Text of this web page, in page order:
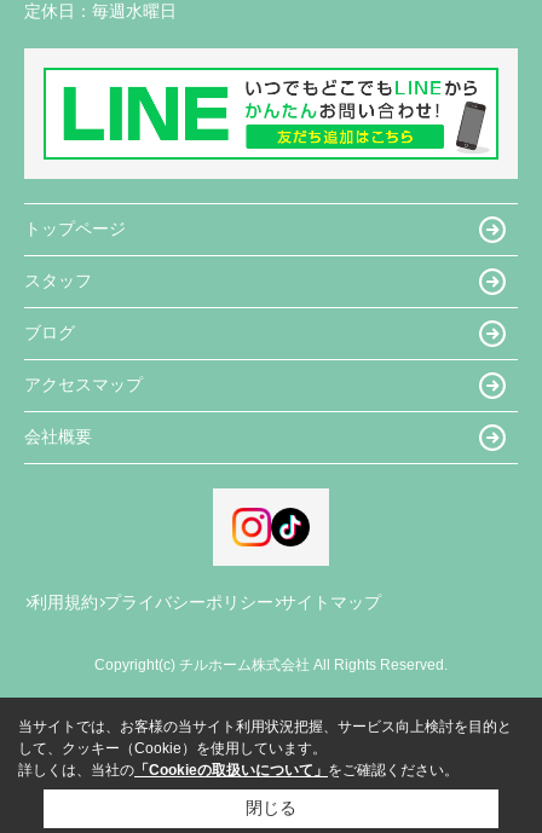
定休日： 毎週水曜日
トップページ
スタッフ
ブログ
アクセスマップ
会社概要
利用規約 プライバシーポリシー サイトマップ
Copyright(c) チルホーム株式会社 All Rights Reserved.
当サイトでは、お客様の当サイト利用状況把握、サービス向上検討を目的と
して、クッキー（Cookie）を使用しています。
詳しくは、当社の 「Cookieの取扱いについて」 をご確認ください。
閉じる